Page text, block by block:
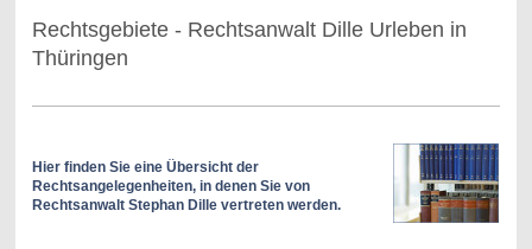
Rechtsgebiete - Rechtsanwalt Dille Urleben in
Thüringen
Hier finden Sie eine Übersicht der
Rechtsangelegenheiten, in denen Sie von
Rechtsanwalt Stephan Dille vertreten werden.